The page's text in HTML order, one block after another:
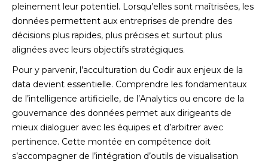
pleinement leur potentiel. Lorsqu’elles sont maîtrisées, les
données permettent aux entreprises de prendre des
décisions plus rapides, plus précises et surtout plus
alignées avec leurs objectifs stratégiques.
Pour y parvenir, l’acculturation du Codir aux enjeux de la
data devient essentielle. Comprendre les fondamentaux
de l’intelligence artificielle, de l’Analytics ou encore de la
gouvernance des données permet aux dirigeants de
mieux dialoguer avec les équipes et d’arbitrer avec
pertinence. Cette montée en compétence doit
s’accompagner de l’intégration d’outils de visualisation